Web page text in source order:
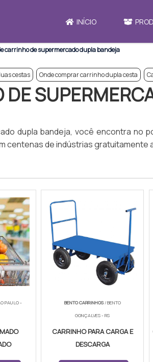
INÍCIO
carrinho de supermercado dupla bandeja
cestas Onde comprar carrinho dupla cesta
DE
dupla bandeja, você encontra no
de indústrias gratuitamente
PAULO -
BENTO CARRINHOS/ BENTO
GONÇALVES - RS
CARRINHO PARA CARGA E
DESCARGA